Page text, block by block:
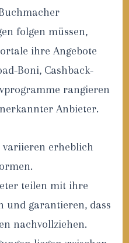
folgen müssen,
ihre Angebote
Boni, Cashback-
rangieren
Anbieter.
variieren erheblich
teilen mit ihre
und garantieren, dass
nachvollziehen.